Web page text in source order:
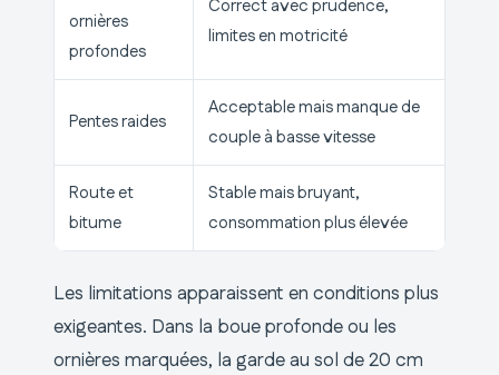
ornières
profondes
Correct avec prudence,
limites en motricité
Pentes raides
Acceptable mais manque de
couple à basse vitesse
Route et
bitume
Stable mais bruyant,
consommation plus élevée
Les limitations apparaissent en conditions plus
exigeantes. Dans la boue profonde ou les
ornières marquées, la garde au sol de 20 cm